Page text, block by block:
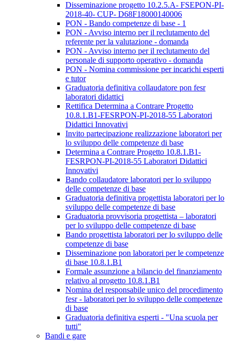
Disseminazione progetto 10.2.5.A- FSEPON-PI-
2018-40- CUP- D68F18000140006
PON - Bando competenze di base - 1
PON - Avviso interno per il reclutamento del
referente per la valutazione - domanda
PON - Avviso interno per il reclutamento del
personale di supporto operativo - domanda
PON - Nomina commissione per incarichi esperti
e tutor
Graduatoria definitiva collaudatore pon fesr
laboratori didattici
Rettifica Determina a Contrare Progetto
10.8.1.B1-FESRPON-PI-2018-55 Laboratori
Didattici Innovativi
Invito partecipazione realizzazione laboratori per
lo sviluppo delle competenze di base
Determina a Contrare Progetto 10.8.1.B1-
FESRPON-PI-2018-55 Laboratori Didattici
Innovativi
Bando collaudatore laboratori per lo sviluppo
delle competenze di base
Graduatoria definitiva progettista laboratori per lo
sviluppo delle competenze di base
Graduatoria provvisoria progettista – laboratori
per lo sviluppo delle competenze di base
Bando progettista laboratori per lo sviluppo delle
competenze di base
Disseminazione pon laboratori per le competenze
di base 10.8.1.B1
Formale assunzione a bilancio del finanziamento
relativo al progetto 10.8.1.B1
Nomina del responsabile unico del procedimento
fesr - laboratori per lo sviluppo delle competenze
di base
Graduatoria definitiva esperti - "Una scuola per
tutti"
Bandi e gare